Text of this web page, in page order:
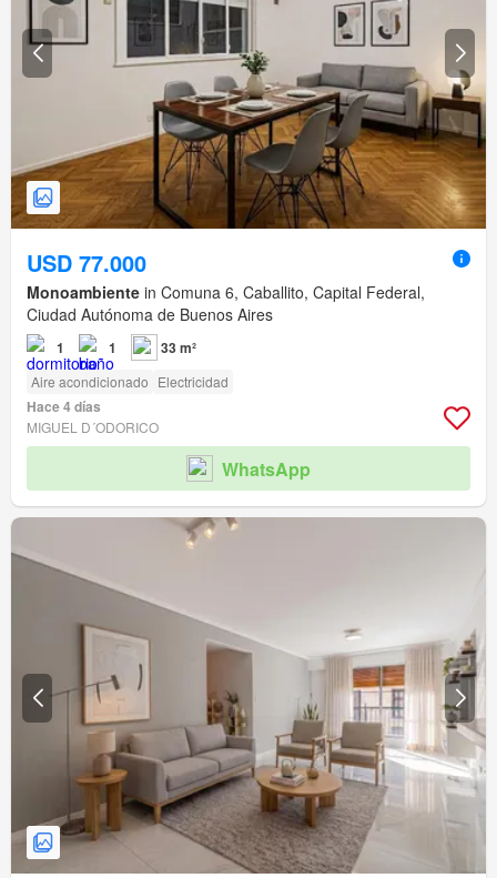
USD 77.000
Monoambiente in Comuna 6, Caballito, Capital Federal,
Ciudad Autónoma de Buenos Aires
1 1 33 m²
Aire acondicionado Electricidad
Hace 4 días
MIGUEL D´ODORICO
WhatsApp